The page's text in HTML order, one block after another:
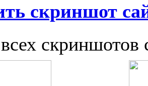
скриншот
скриншотов